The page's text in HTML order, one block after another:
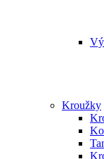
Kroužky